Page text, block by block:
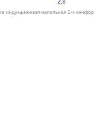
индукционная напольная 2-х